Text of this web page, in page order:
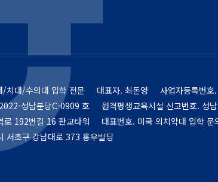
치대/수의대 입학 전문 대표자. 최돈영 사업자등록번호.
성남분당C-0909 호
원격평생교육시설 신고번호. 성
로 192번길 16 판교타워
대표번호. 미국 의치약대 입학
서초구 강남대로 373 홍우빌딩